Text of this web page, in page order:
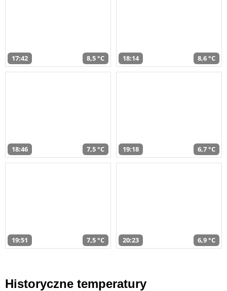
17:42 8,5 °C 18:14 8,6 °C
18:46 7,5 °C 19:18 6,7 °C
19:51 7,5 °C 20:23 6,9 °C
Historyczne temperatury